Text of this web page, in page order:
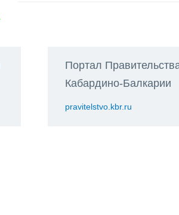
Портал
Кабардино-Балкарии
pravitelstvo.kbr.ru